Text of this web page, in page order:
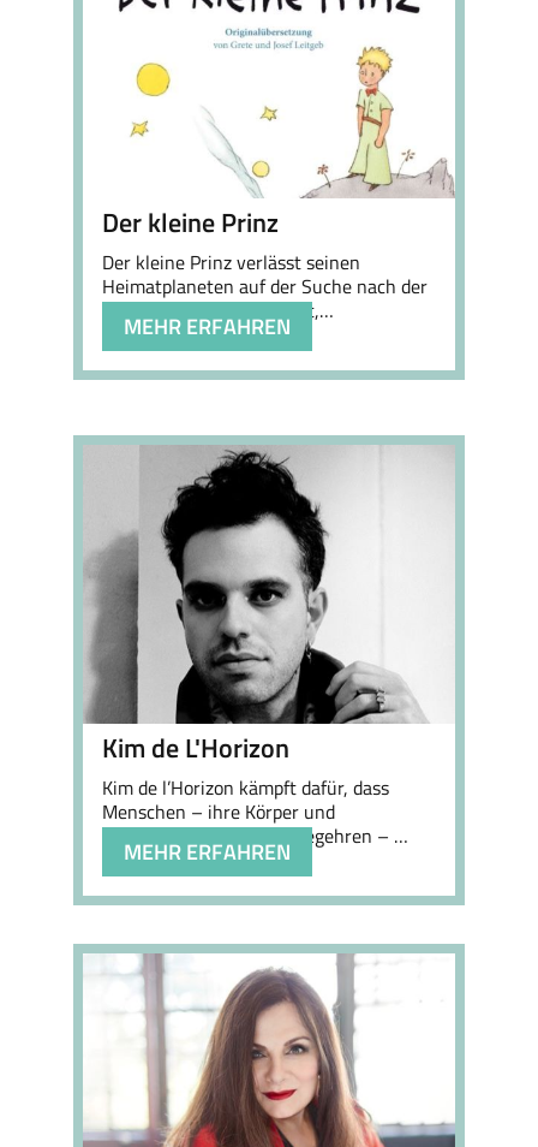
Der kleine Prinz
Der kleine Prinz verlässt seinen
Heimatplaneten auf der Suche nach der
Wahrheit – und stellt fest,…
MEHR ERFAHREN
Kim de L'Horizon
Kim de l’Horizon kämpft dafür, dass
Menschen – ihre Körper und
Geschlechter sowie ihr Begehren – …
MEHR ERFAHREN